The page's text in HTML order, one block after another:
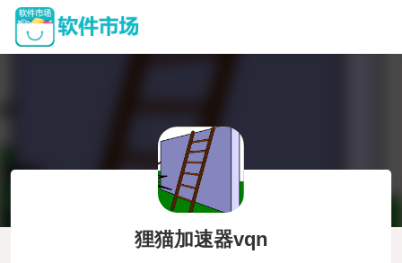
狸猫加速器vqn